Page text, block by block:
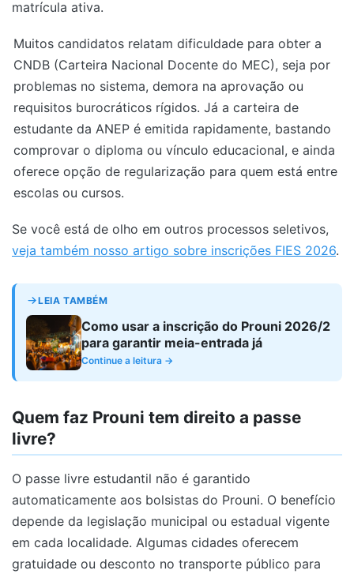
matrícula ativa.
Muitos candidatos relatam dificuldade para obter a
CNDB (Carteira Nacional Docente do MEC), seja por
problemas no sistema, demora na aprovação ou
requisitos burocráticos rígidos. Já a carteira de
estudante da ANEP é emitida rapidamente, bastando
comprovar o diploma ou vínculo educacional, e ainda
oferece opção de regularização para quem está entre
escolas ou cursos.
Se você está de olho em outros processos seletivos,
veja também nosso artigo sobre inscrições FIES 2026.
LEIA TAMBÉM
Como usar a inscrição do Prouni 2026/2
para garantir meia-entrada já
Continue a leitura →
Quem faz Prouni tem direito a passe
livre?
O passe livre estudantil não é garantido
automaticamente aos bolsistas do Prouni. O benefício
depende da legislação municipal ou estadual vigente
em cada localidade. Algumas cidades oferecem
gratuidade ou desconto no transporte público para